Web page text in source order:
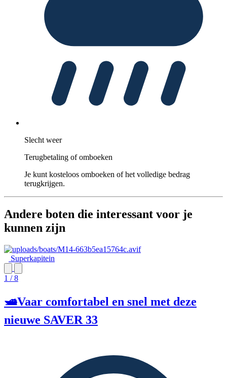
Slecht weer
Terugbetaling of omboeken
Je kunt kosteloos omboeken of het volledige bedrag
terugkrijgen.
Andere boten die interessant voor je
kunnen zijn
Superkapitein
1 / 8
🛥️Vaar comfortabel en snel met deze
nieuwe SAVER 33